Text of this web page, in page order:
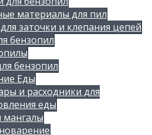
материалы для пил
заточки и клепания цепей
бензопил
бензопил
Еды
и расходники для
еды
мангалы